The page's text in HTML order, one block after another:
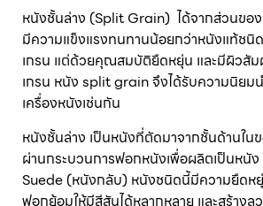
หนังชั้นล่าง (Split Grain) ได้จากส่วนขอ
มีความแข็งแรงทนทานน้อยกว่าหนังแท้ชนิ
เกรน แต่ด้วยคุณสมบัติยืดหยุ่น และมีผิวสั
เกรน หนัง split grain จึงได้รับความนิยม
เครื่องหนังเช่นกัน
หนังชั้นล่าง เป็นหนังที่ตัดมาจากชั้นด้านใน
ผ่านกระบวนการฟอกหนังเพื่อผลิตเป็นหนั
Suede (หนังกลับ) หนังชนิดนี้มีความยืดห
ฟอกย้อมให้มีสีสันได้หลากหลาย และสร้าง